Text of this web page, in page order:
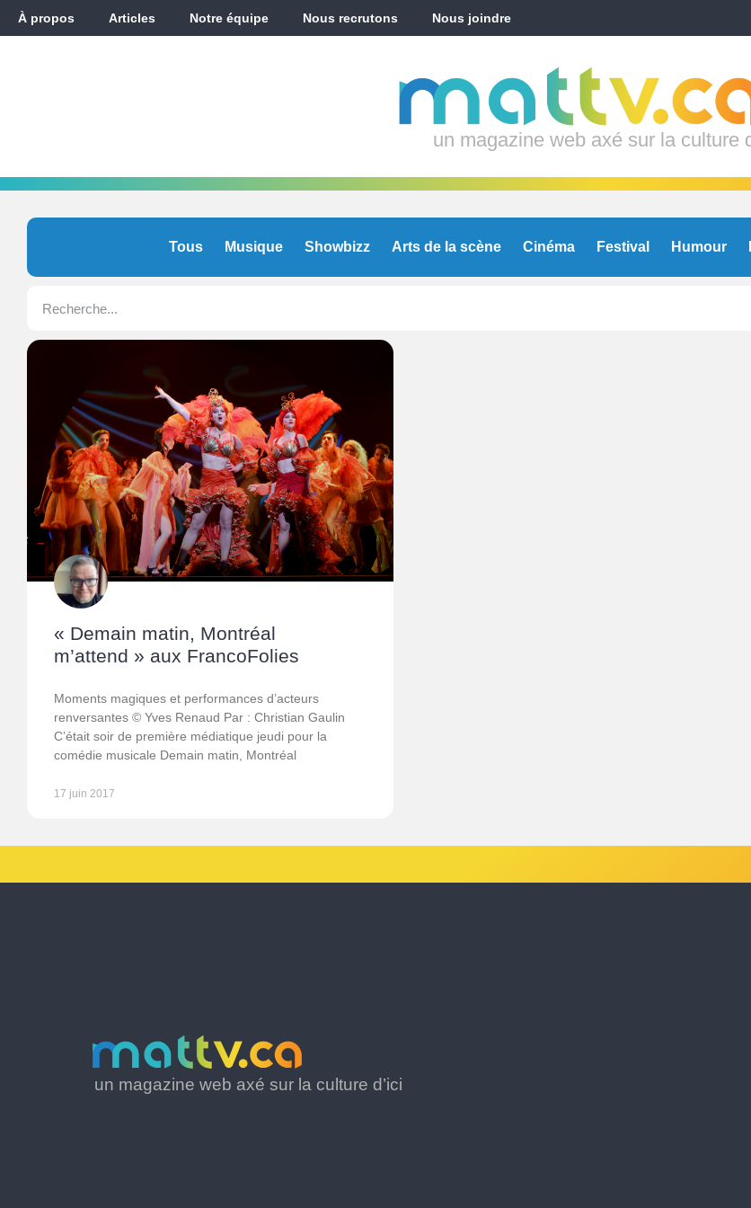
À propos Articles Notre équipe Nous recrutons Nous joindre
un magazine web axé sur la culture
Tous Musique Showbizz Arts de la scène Cinéma Festival Humour
« Demain matin, Montréal
m’attend » aux FrancoFolies
Moments magiques et performances d’acteurs
renversantes © Yves Renaud Par : Christian Gaulin
C’était soir de première médiatique jeudi pour la
comédie musicale Demain matin, Montréal
17 juin 2017
un magazine web axé sur la culture d’ici